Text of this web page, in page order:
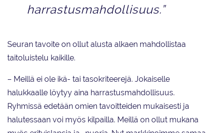
harrastusmahdollisuus.”
Seuran tavoite on ollut alusta alkaen mahdollistaa
taitoluistelu kaikille.
– Meillä ei ole ikä- tai tasokriteerejä. Jokaiselle
halukkaalle löytyy aina harrastusmahdollisuus.
Ryhmissä edetään omien tavoitteiden mukaisesti ja
halutessaan voi myös kilpailla. Meillä on ollut mukana